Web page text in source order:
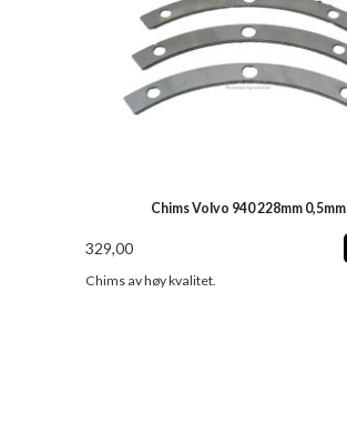
Chims Volvo 940 228mm 0,5mm
329,00
Chims av høy kvalitet.